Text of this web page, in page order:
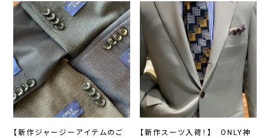
【新作ジャージーアイテムのご
【新作スーツ入荷！】 ONLY神